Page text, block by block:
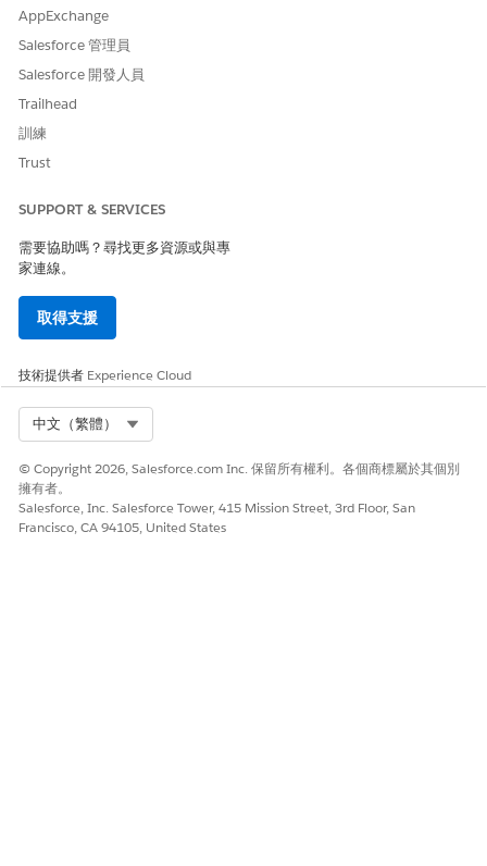
合作夥伴子工作人員參照的汽車保固索賠協助
子工作人員定義工作人員要完成特定工作的功能範圍。子工作人
員可協助工作人員識別使用者要求的類型、決定要求的範圍、做
出決策和執行動作。
請讓我們知道，以便我們改進！
是
AppExchange
Salesforce 管理員
Salesforce 開發人員
Trailhead
訓練
Trust
SUPPORT & SERVICES
需要協助嗎？尋找更多資源或與專
家連線。
取得支援
技術提供者 Experience Cloud
中文（繁體）
© Copyright 2026, Salesforce.com Inc. 保留所有權利。各個商標屬於其個別
擁有者。
Salesforce, Inc. Salesforce Tower, 415 Mission Street, 3rd Floor, San
Francisco, CA 94105, United States